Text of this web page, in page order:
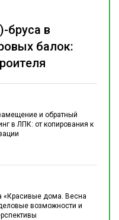
и обратный
в ЛПК: от копирования к
«Красивые дома. Весна
возможности и
бруса в
балок: